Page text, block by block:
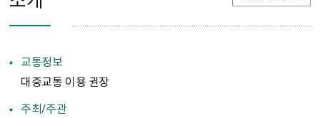
교통정보
대중교통 이용 권장
주최/주관